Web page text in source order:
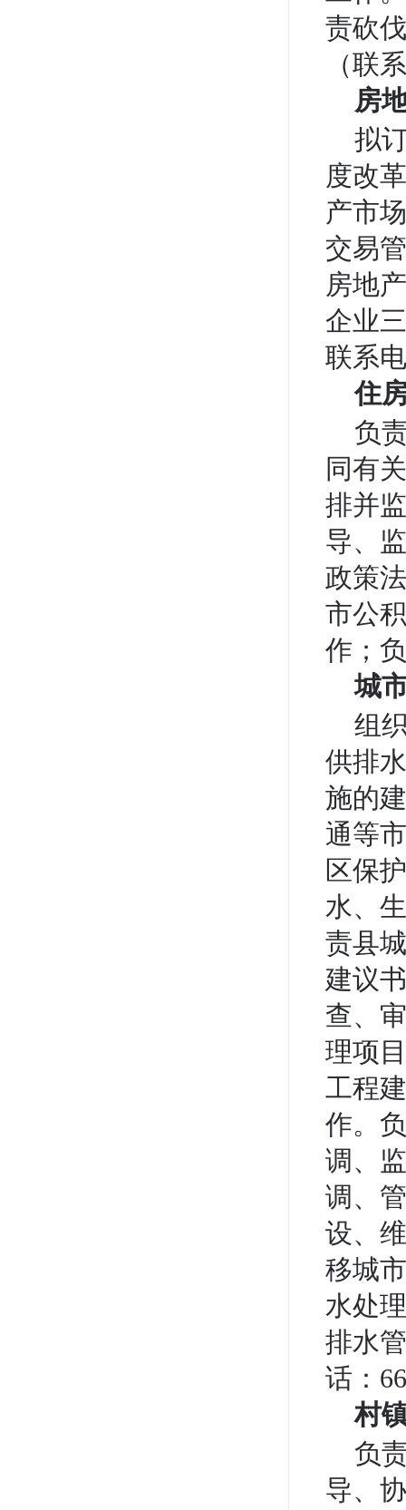
责砍
（联
房
拟
度改
产市
交易
房地
企业
联系
住
负
同有
排并
导、
政策
市公
作；
城
组
供排
施的
通等
区保
水、
责县
建议
查、
理项
工程
作。
调、
调、
设、
移城
水处
排水
话：
村
负
导、